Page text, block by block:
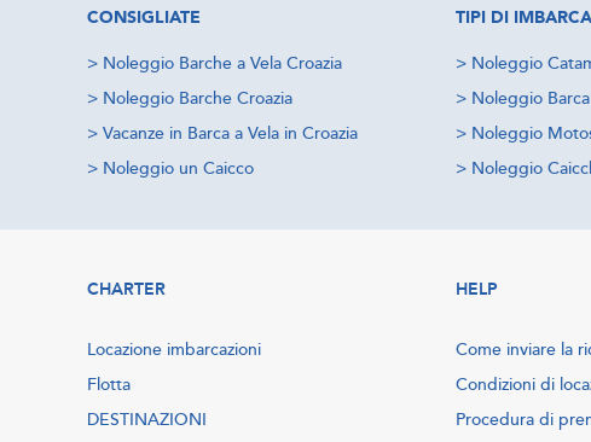
CONSIGLIATE
> Noleggio Barche a Vela Croazia
> Noleggio Barche Croazia
> Vacanze in Barca a Vela in Croazia
> Noleggio un Caicco
TIPI DI
> Noleggio
> Noleggio
> Noleggio
> Noleggio
CHARTER
Locazione imbarcazioni
Flotta
DESTINAZIONI
HELP
Come inviare la
Condizioni di
Procedura di